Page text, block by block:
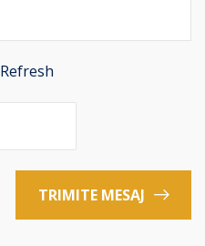
Refresh
TRIMITE MESAJ